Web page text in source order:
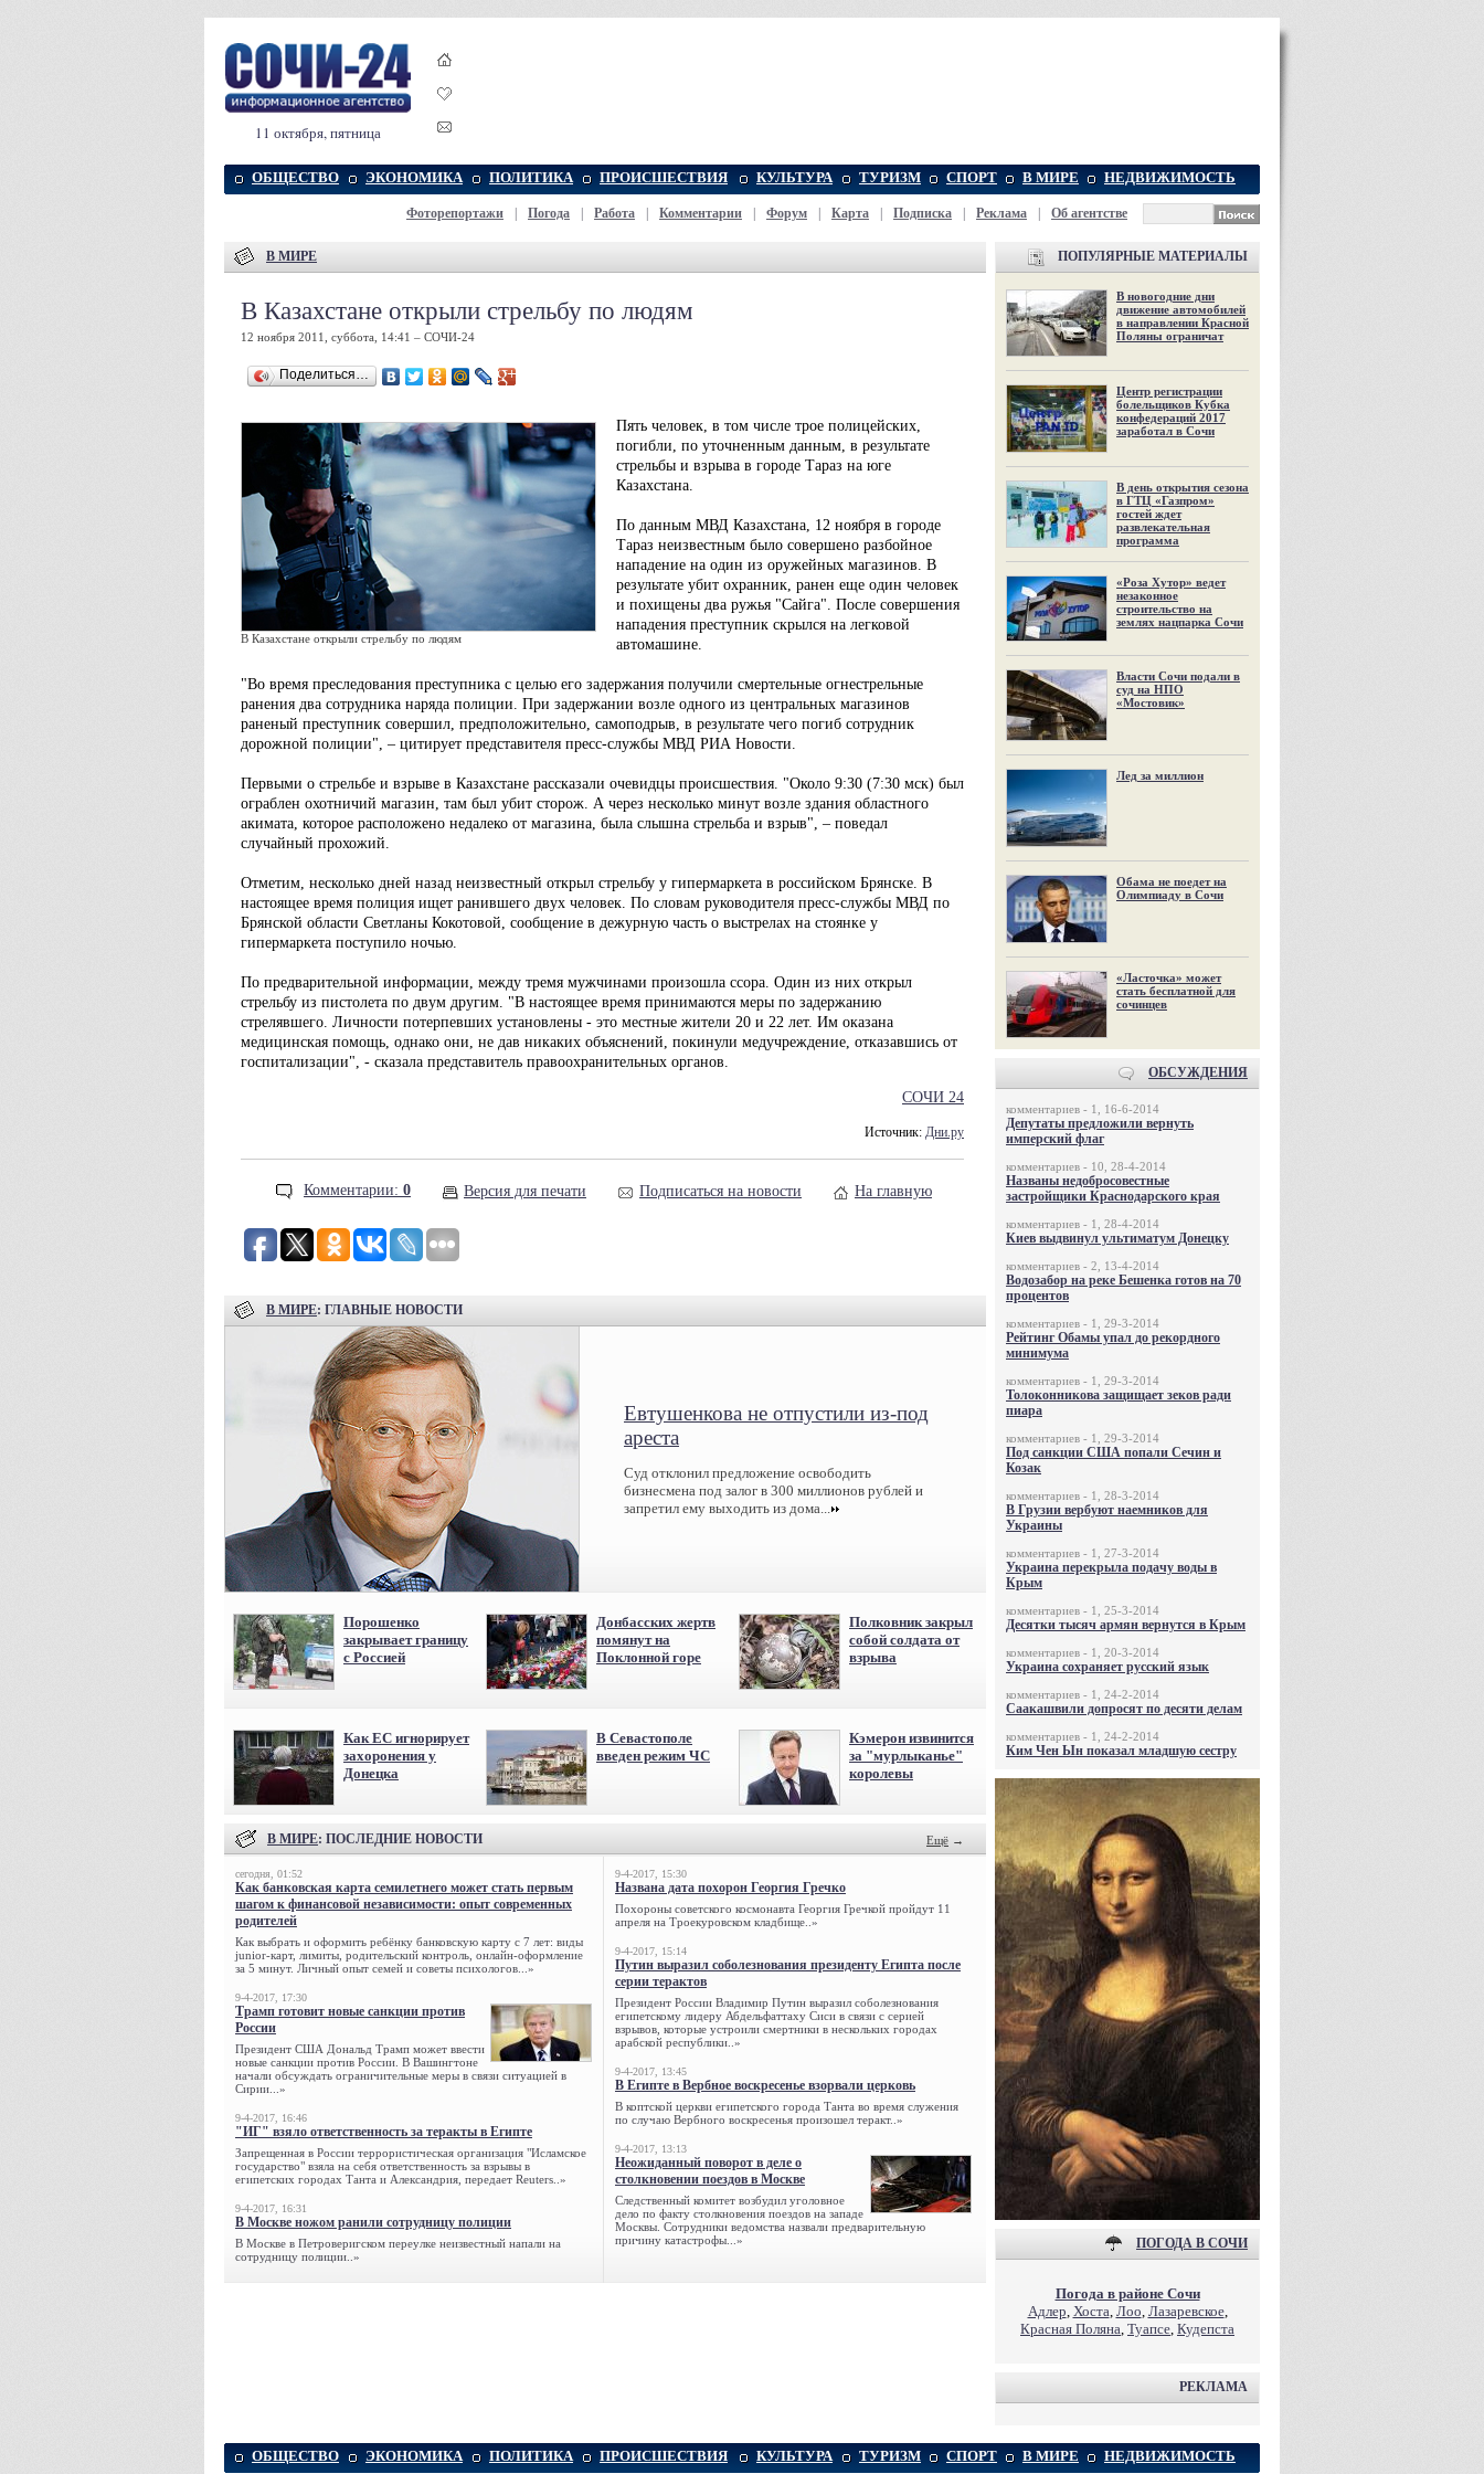
11 октября, пятница
ОБЩЕСТВО ЭКОНОМИКА ПОЛИТИКА ПРОИСШЕСТВИЯ КУЛЬТУРА ТУРИЗМ СПОРТ В МИРЕ НЕДВИЖИМОСТЬ
Фоторепортажи Погода Работа Комментарии Форум Карта Подписка Реклама Об агентстве
В МИРЕ
В Казахстане открыли стрельбу по людям
12 ноября 2011, суббота, 14:41 – СОЧИ-24
Поделиться…
В Казахстане открыли стрельбу по людям
Пять человек, в том числе трое полицейских,
погибли, по уточненным данным, в результате
стрельбы и взрыва в городе Тараз на юге
Казахстана.
По данным МВД Казахстана, 12 ноября в городе
Тараз неизвестным было совершено разбойное
нападение на один из оружейных магазинов. В
результате убит охранник, ранен еще один человек
и похищены два ружья "Сайга". После совершения
нападения преступник скрылся на легковой
автомашине.
"Во время преследования преступника с целью его задержания получили смертельные огнестрельные
ранения два сотрудника наряда полиции. При задержании возле одного из центральных магазинов
раненый преступник совершил, предположительно, самоподрыв, в результате чего погиб сотрудник
дорожной полиции", – цитирует представителя пресс-службы МВД РИА Новости.
Первыми о стрельбе и взрыве в Казахстане рассказали очевидцы происшествия. "Около 9:30 (7:30 мск) был
ограблен охотничий магазин, там был убит сторож. А через несколько минут возле здания областного
акимата, которое расположено недалеко от магазина, была слышна стрельба и взрыв", – поведал
случайный прохожий.
Отметим, несколько дней назад неизвестный открыл стрельбу у гипермаркета в российском Брянске. В
настоящее время полиция ищет ранившего двух человек. По словам руководителя пресс-службы МВД по
Брянской области Светланы Кокотовой, сообщение в дежурную часть о выстрелах на стоянке у
гипермаркета поступило ночью.
По предварительной информации, между тремя мужчинами произошла ссора. Один из них открыл
стрельбу из пистолета по двум другим. "В настоящее время принимаются меры по задержанию
стрелявшего. Личности потерпевших установлены - это местные жители 20 и 22 лет. Им оказана
медицинская помощь, однако они, не дав никаких объяснений, покинули медучреждение, отказавшись от
госпитализации", - сказала представитель правоохранительных органов.
СОЧИ 24
Источник: Дни.ру
Комментарии: 0 Версия для печати Подписаться на новости На главную
В МИРЕ: ГЛАВНЫЕ НОВОСТИ
Евтушенкова не отпустили из-под
ареста
Суд отклонил предложение освободить
бизнесмена под залог в 300 миллионов рублей и
запретил ему выходить из дома...
Порошенко
закрывает границу
с Россией
Донбасских жертв
помянут на
Поклонной горе
Полковник закрыл
собой солдата от
взрыва
Как ЕС игнорирует
захоронения у
Донецка
В Севастополе
введен режим ЧС
Кэмерон извинится
за "мурлыканье"
королевы
В МИРЕ: ПОСЛЕДНИЕ НОВОСТИ Ещё →
сегодня, 01:52
Как банковская карта семилетнего может стать первым
шагом к финансовой независимости: опыт современных
родителей
Как выбрать и оформить ребёнку банковскую карту с 7 лет: виды
junior-карт, лимиты, родительский контроль, онлайн-оформление
за 5 минут. Личный опыт семей и советы психологов...»
9-4-2017, 17:30
Трамп готовит новые санкции против
России
Президент США Дональд Трамп может ввести
новые санкции против России. В Вашингтоне
начали обсуждать ограничительные меры в связи ситуацией в
Сирии...»
9-4-2017, 16:46
"ИГ" взяло ответственность за теракты в Египте
Запрещенная в России террористическая организация "Исламское
государство" взяла на себя ответственность за взрывы в
египетских городах Танта и Александрия, передает Reuters..»
9-4-2017, 16:31
В Москве ножом ранили сотрудницу полиции
В Москве в Петроверигском переулке неизвестный напали на
сотрудницу полиции..»
9-4-2017, 15:30
Названа дата похорон Георгия Гречко
Похороны советского космонавта Георгия Гречкой пройдут 11
апреля на Троекуровском кладбище..»
9-4-2017, 15:14
Путин выразил соболезнования президенту Египта после
серии терактов
Президент России Владимир Путин выразил соболезнования
египетскому лидеру Абдельфаттаху Сиси в связи с серией
взрывов, которые устроили смертники в нескольких городах
арабской республики..»
9-4-2017, 13:45
В Египте в Вербное воскресенье взорвали церковь
В коптской церкви египетского города Танта во время служения
по случаю Вербного воскресенья произошел теракт..»
9-4-2017, 13:13
Неожиданный поворот в деле о
столкновении поездов в Москве
Следственный комитет возбудил уголовное
дело по факту столкновения поездов на западе
Москвы. Сотрудники ведомства назвали предварительную
причину катастрофы...»
ПОПУЛЯРНЫЕ МАТЕРИАЛЫ
В новогодние дни
движение автомобилей
в направлении Красной
Поляны ограничат
Центр регистрации
болельщиков Кубка
конфедераций 2017
заработал в Сочи
В день открытия сезона
в ГТЦ «Газпром»
гостей ждет
развлекательная
программа
«Роза Хутор» ведет
незаконное
строительство на
землях нацпарка Сочи
Власти Сочи подали в
суд на НПО
«Мостовик»
Лед за миллион
Обама не поедет на
Олимпиаду в Сочи
«Ласточка» может
стать бесплатной для
сочинцев
ОБСУЖДЕНИЯ
комментариев - 1, 16-6-2014
Депутаты предложили вернуть
имперский флаг
комментариев - 10, 28-4-2014
Названы недобросовестные
застройщики Краснодарского края
комментариев - 1, 28-4-2014
Киев выдвинул ультиматум Донецку
комментариев - 2, 13-4-2014
Водозабор на реке Бешенка готов на 70
процентов
комментариев - 1, 29-3-2014
Рейтинг Обамы упал до рекордного
минимума
комментариев - 1, 29-3-2014
Толоконникова защищает зеков ради
пиара
комментариев - 1, 29-3-2014
Под санкции США попали Сечин и
Козак
комментариев - 1, 28-3-2014
В Грузии вербуют наемников для
Украины
комментариев - 1, 27-3-2014
Украина перекрыла подачу воды в
Крым
комментариев - 1, 25-3-2014
Десятки тысяч армян вернутся в Крым
комментариев - 1, 20-3-2014
Украина сохраняет русский язык
комментариев - 1, 24-2-2014
Саакашвили допросят по десяти делам
комментариев - 1, 24-2-2014
Ким Чен Ын показал младшую сестру
ПОГОДА В СОЧИ
Погода в районе Сочи
Адлер, Хоста, Лоо, Лазаревское,
Красная Поляна, Туапсе, Кудепста
РЕКЛАМА
ОБЩЕСТВО ЭКОНОМИКА ПОЛИТИКА ПРОИСШЕСТВИЯ КУЛЬТУРА ТУРИЗМ СПОРТ В МИРЕ НЕДВИЖИМОСТЬ